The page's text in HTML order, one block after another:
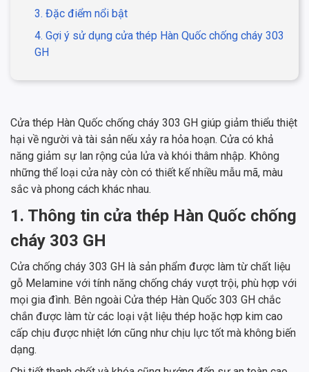
3. Đặc điểm nổi bật
4. Gợi ý sử dụng cửa thép Hàn Quốc chống cháy 303
GH
Cửa thép Hàn Quốc chống cháy 303 GH giúp giảm thiểu thiệt
hại về người và tài sản nếu xảy ra hỏa hoạn. Cửa có khả
năng giảm sự lan rộng của lửa và khói thâm nhập. Không
những thể loại cửa này còn có thiết kế nhiều mẫu mã, màu
sắc và phong cách khác nhau.
1. Thông tin cửa thép Hàn Quốc chống
cháy 303 GH
Cửa chống cháy 303 GH là sản phẩm được làm từ chất liệu
gỗ Melamine với tính năng chống cháy vượt trội, phù hợp với
mọi gia đình. Bên ngoài Cửa thép Hàn Quốc 303 GH chắc
chắn được làm từ các loại vật liệu thép hoặc hợp kim cao
cấp chịu được nhiệt lớn cũng như chịu lực tốt mà không biến
dạng.